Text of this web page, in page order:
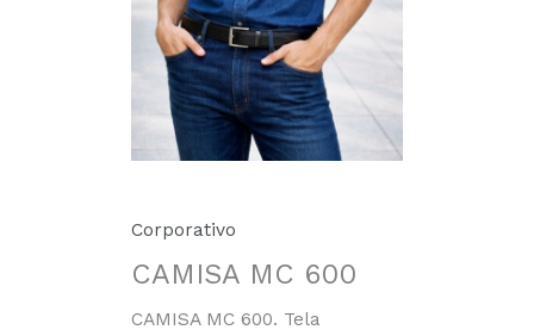
Corporativo
CAMISA MC 600
CAMISA MC 600. Tela